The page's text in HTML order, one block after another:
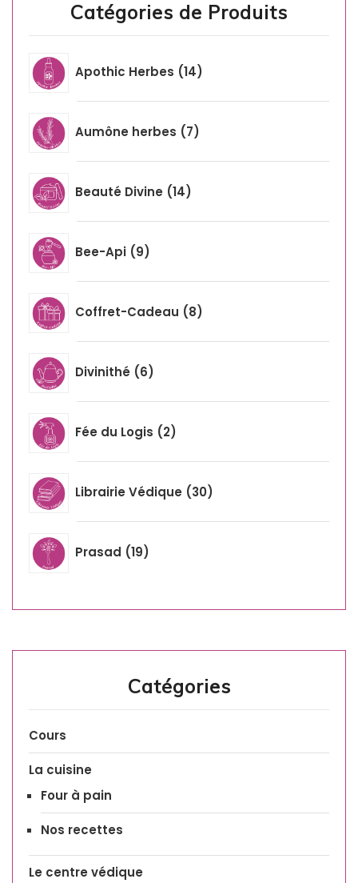
Catégories de Produits
Apothic Herbes 14
Aumône herbes 7
Beauté Divine 14
Bee-Api 9
Coffret-Cadeau 8
Divinithé 6
Fée du Logis 2
Librairie Védique 30
Prasad 19
Catégories
Cours
La cuisine
Four à pain
Nos recettes
Le centre védique